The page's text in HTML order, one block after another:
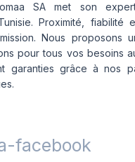
SA met son
Proximité, fiabilité
Nous proposons
pour tous vos besoins
garanties grâce à nos
facebook